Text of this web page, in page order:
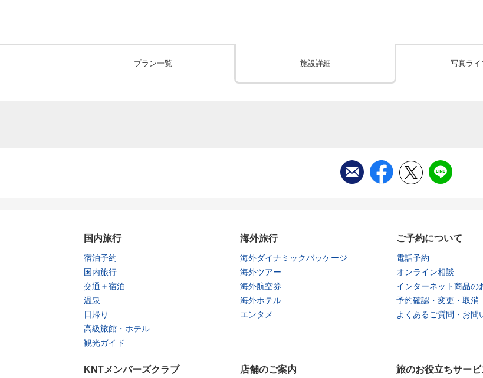
プラン一覧 施設詳細 写真ライ
国内旅行
宿泊予約
国内旅行
交通＋宿泊
温泉
日帰り
高級旅館・ホテル
観光ガイド
海外旅行
海外ダイナミックパッケージ
海外ツアー
海外航空券
海外ホテル
エンタメ
ご予約について
電話予約
オンライン相談
インターネット商品の
予約確認・変更・取消
よくあるご質問・お問
KNTメンバーズクラブ 店舗のご案内 旅のお役立ちサービ